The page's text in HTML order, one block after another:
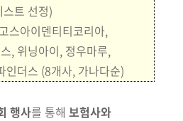
트 선정)
스아이덴티티코리아,
, 위닝아이, 정우마루,
인더스 (8개사, 가나다순)
행사를 통해 보험사와